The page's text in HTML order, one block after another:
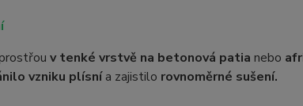
v tenké vrstvě na betonová patia nebo
vzniku plísnía zajistilo rovnoměrné sušení.